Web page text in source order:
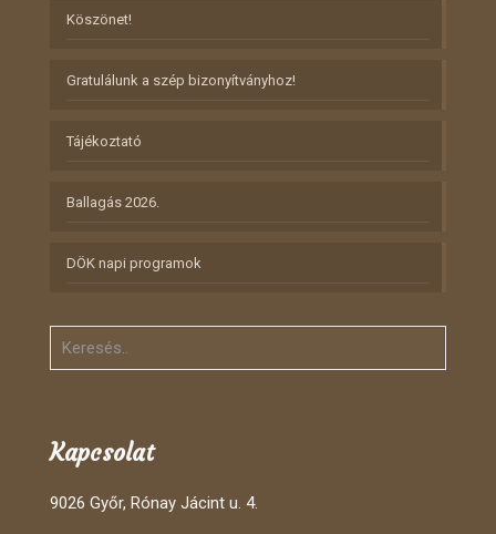
Köszönet!
Gratulálunk a szép bizonyítványhoz!
Tájékoztató
Ballagás 2026.
DÖK napi programok
Kapcsolat
9026 Győr, Rónay Jácint u. 4.